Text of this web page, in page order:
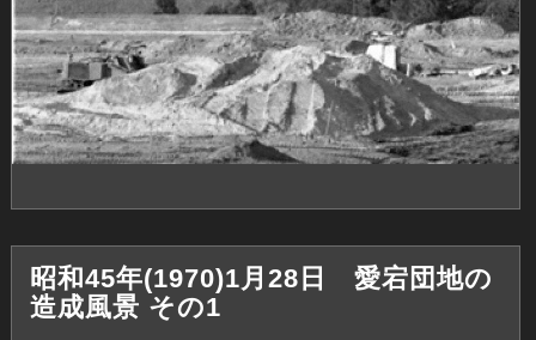
昭和45年(1970)1月28日 愛宕団地の
造成風景 その1